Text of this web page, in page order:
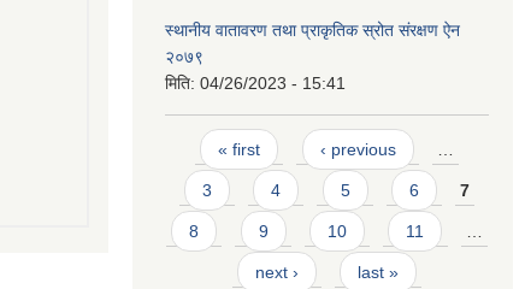
स्थानीय वातावरण तथा प्राकृतिक स्रोत संरक्षण ऐन
२०७९
मिति: 04/26/2023 - 15:41
Pages
« first ‹ previous
3 4 5 6 7
8 9 10 11
next › last »